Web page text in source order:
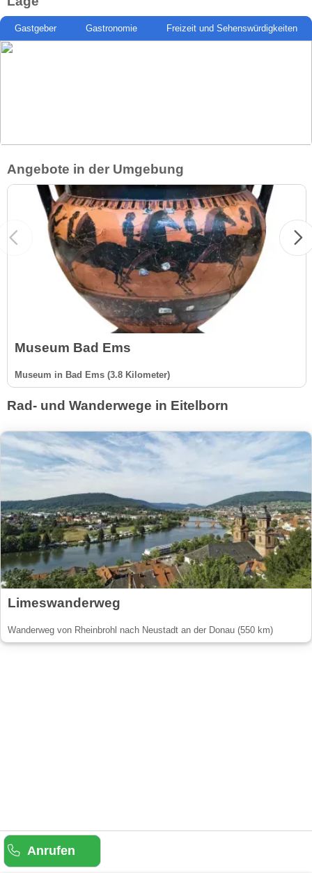
Gastgeber Gastronomie Freizeit und Sehenswürdigkeiten
Angebote in der Umgebung
Museum Bad Ems
Museum in Bad Ems (3.8 Kilometer)
Rad- und Wanderwege in Eitelborn
Limeswanderweg
Wanderweg von Rheinbrohl nach Neustadt an der Donau (550 km)
Anrufen